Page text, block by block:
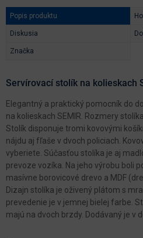
Popis produktu
Diskusia
Značka
Servírovací stolík na kolieskach
Elegantný a praktický pomocník do
na kolieskach SEMIR. Rozmery
Stolík disponuje tromi kovovými
nájdu aj fľaše v dvoch policiach.
vyberiete. Súčasťou stolíka je aj
prevoze vozíka. Na jeho výrobu boli
masívne borovicové drevo a MDF
Dizajn stolíka je oživený plátom s
prevedenie je v jemnej bielej farbe.
majú na dvoch brzdy. Dodávaný je v